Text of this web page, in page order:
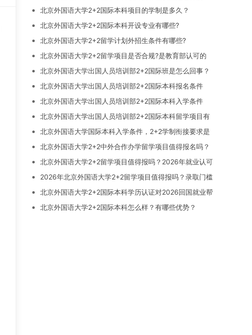
北京外国语大学2+2国际本科项目的学制是多久？
北京外国语大学2+2国际本科开设专业有哪些?
北京外国语大学2+2留学计划外招生条件有哪些?
北京外国语大学2+2留学项目是否合规?是教育部认可的
北京外国语大学出国人员培训部2+2国际班是怎么回事？
北京外国语大学出国人员培训部2+2国际本科报名条件
北京外国语大学出国人员培训部2+2国际本科入学条件
北京外国语大学出国人员培训部2+2国际本科留学项目有
北京外国语大学国际本科入学条件，2+2学制衔接要求是
北京外国语大学2+2中外合作办学留学项目值得报名吗？
北京外国语大学2+2留学项目值得报吗？2026年就业认可
2026年北京外国语大学2+2留学项目值得报吗？录取门槛
北京外国语大学2+2国际本科学历认证对2026回国就业帮
北京外国语大学2+2国际本科怎么样？有哪些优势？